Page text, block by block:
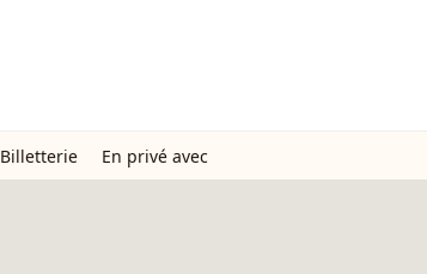
Billetterie En privé avec